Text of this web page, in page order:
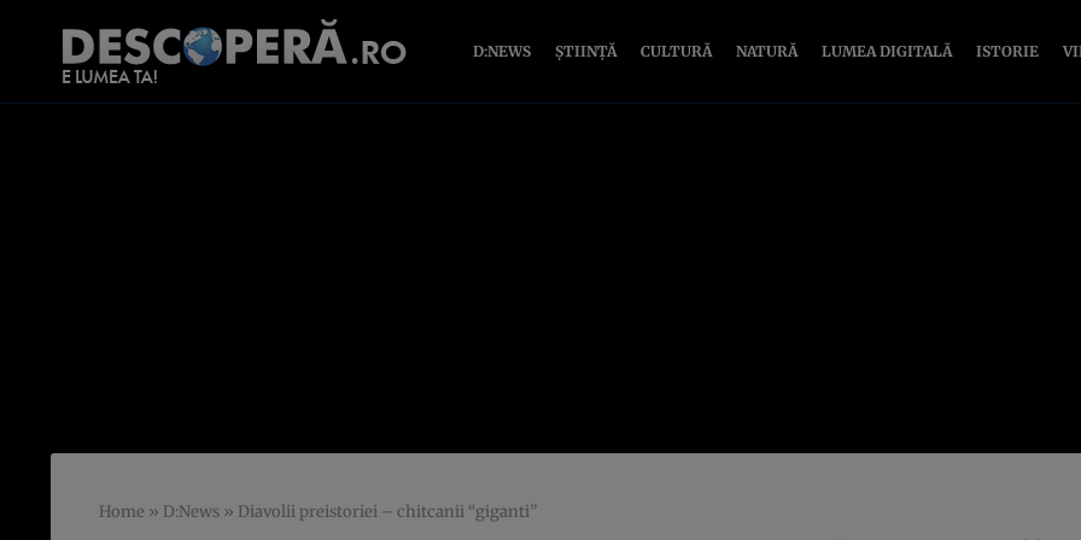
D:NEWS ȘTIINȚĂ CULTURĂ NATURĂ LUMEA DIGITALĂ ISTORIE
Home » D:News » Diavolii preistoriei – chitcanii “giganti”